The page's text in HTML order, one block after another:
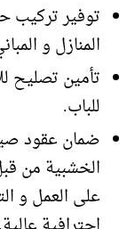
توفير تركيب
المنازل و
تأمين تصليح
للباب.
ضمان عقود
الخشبية من
على العمل و